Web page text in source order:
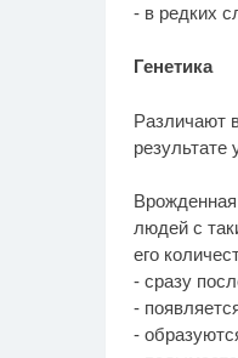
- в редких
Генетика
Различают
результате
людей с
его
- сразу
-
-